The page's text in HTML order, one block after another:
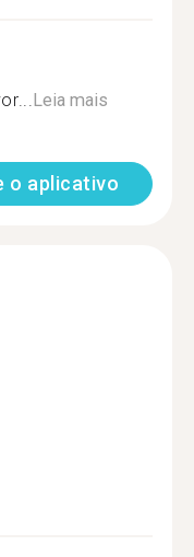
Leia mais
o aplicativo